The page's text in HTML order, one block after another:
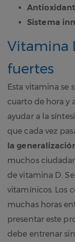
Sistema
Vitamina
fuertes
Esta vitamina se
cuarto de hora y
ayudar a la
que cada vez
la
muchos
de vitamina D.
vitamínicos. Los
muchas horas
presentar este
debe entrenar